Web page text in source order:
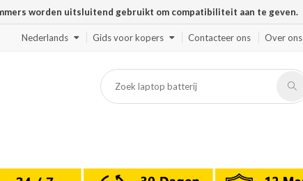
worden uitsluitend gebruikt om compatibiliteit aan te geven.
Nederlands Gids voor kopers Contacteer ons Over ons